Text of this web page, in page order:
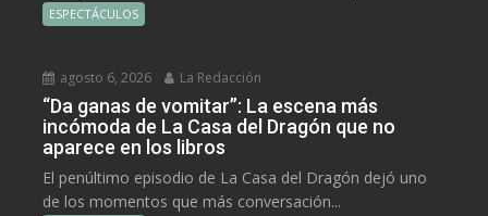
ESPECTÁCULOS
agosto 6, 2026 La Redacción
“Da ganas de vomitar”: La escena más
incómoda de La Casa del Dragón que no
aparece en los libros
El penúltimo episodio de La Casa del Dragón dejó uno
de los momentos que más conversación...